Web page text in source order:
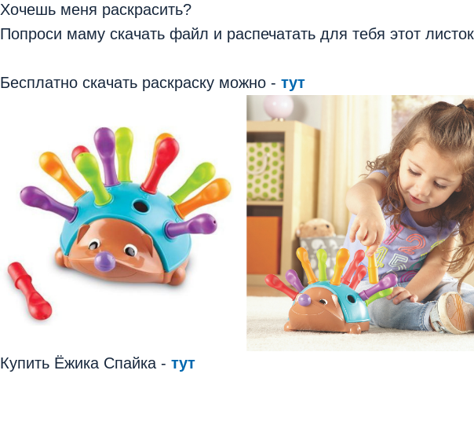
Хочешь меня раскрасить?
Попроси маму скачать файл и распечатать для тебя этот
Бесплатно скачать раскраску можно - тут
Купить Ёжика Спайка - тут